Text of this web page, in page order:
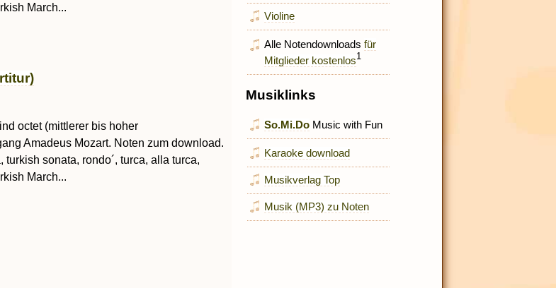
March...
octet (mittlerer bis hoher
Amadeus Mozart. Noten zum download.
turkish sonata, rondo´, turca, alla turca,
March...
Violine
Alle Notendownloadsfür
Mitglieder kostenlos1
Musiklinks
So.Mi.Do Music with Fun
Karaoke download
Musikverlag Top
Musik (MP3) zu Noten